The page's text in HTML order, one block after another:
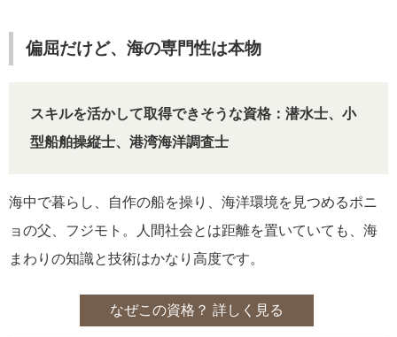
偏屈だけど、海の専門性は本物
スキルを活かして取得できそうな資格：潜水士、小
型船舶操縦士、港湾海洋調査士
海中で暮らし、自作の船を操り、海洋環境を見つめるポニ
ョの父、フジモト。人間社会とは距離を置いていても、海
まわりの知識と技術はかなり高度です。
なぜこの資格？ 詳しく見る